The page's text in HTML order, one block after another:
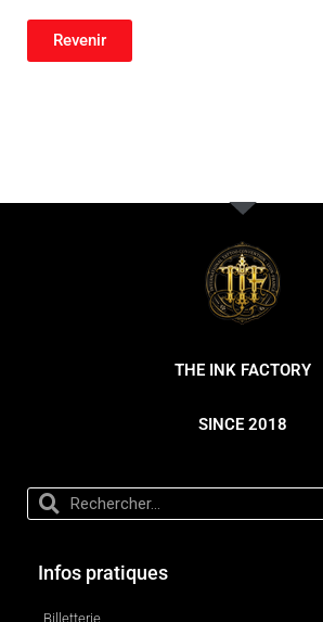
Revenir
THE INK FACTORY
SINCE 2018
Infos pratiques
Billetterie